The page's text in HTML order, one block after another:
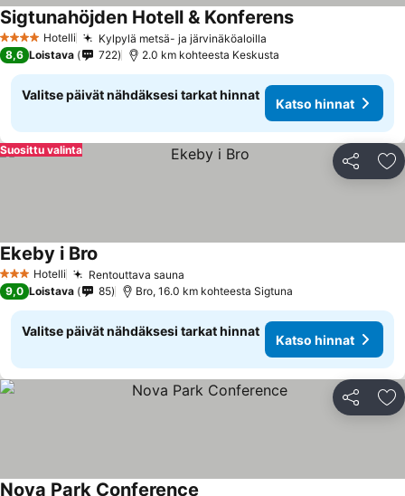
4 Tähtiluokitus
Hotelli Kylpylä metsä- ja järvinäköaloilla
Sigtunahöjden Hotell & Konferens
8,6 Loistava 722 2.0 km kohteesta Keskusta
Valitse päivät nähdäksesi tarkat hinnat
Katso hinnat
Jaa
Suosittu valinta
3 Tähtiluokitus
Hotelli Rentouttava sauna
Ekeby i Bro
9,0 Loistava 85 Bro, 16.0 km kohteesta Sigtuna
Valitse päivät nähdäksesi tarkat hinnat
Katso hinnat
Jaa
Nova Park Conference